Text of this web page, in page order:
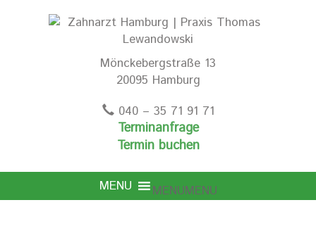
Mönckebergstraße 13
20095 Hamburg
040 – 35 71 91 71
Terminanfrage
Termin buchen
MENUMENU